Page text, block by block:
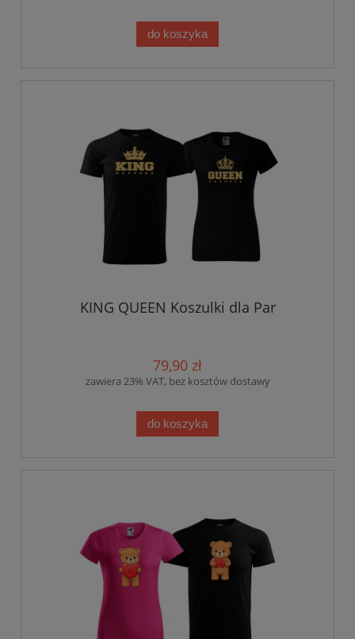
do koszyka
KING QUEEN Koszulki dla Par
79,90 zł
zawiera 23% VAT, bez kosztów dostawy
do koszyka